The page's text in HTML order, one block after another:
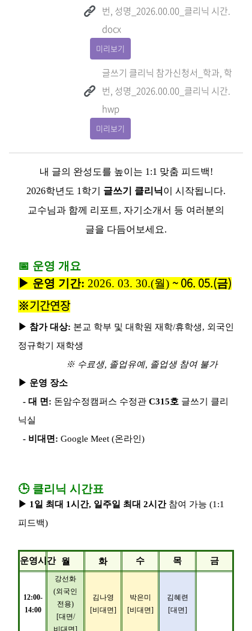
번, 성명_2026.00.00_클리닉 시간.
docx
미리보기
글쓰기 클리닉 참가신청서_학과, 학
번, 성명_2026.00.00_클리닉 시간.
hwp
미리보기
내 글의 완성도를 높이는 1:1 맞춤 피드백!
2026학년도 1 학기 글쓰기 클리닉이 시작됩니다.
교수님과 함께 리포트, 자기소개서 등 여러분의
글을 다듬어보세요.
📅 운영 개요
▶ 운영 기간: 2026. 03. 30.(월) ~ 06. 05.(금)
※기간연장
▶ 참가 대상: 본교 학부 및 대학원 재학/휴학생, 외국인
정규학기 재학생
※ 수료생, 졸업유예, 졸업생 참여 불가
▶ 운영 장소
- 대 면 : 돈암수정캠퍼스 수정관 C315호 글쓰기 클리
닉실
- 비대면 : Google Meet (온라인 )
🕒 클리닉 시간표
▶ 1 일 최대 1시간, 일주일 최대 2시간 참여 가능 (1:1
피드백)
운영시간 월 화 수 목 금
12:00-
14:00
강선화
(외국인
전용)
[대면/
비대면]
김나영
[비대면]
박은미
[비대면]
김혜련
[대면]